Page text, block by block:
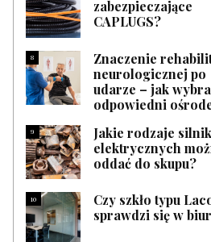
zabezpieczające
CAPLUGS?
8
Znaczenie
neurologicznej po
udarze – jak
odpowiedni
9
Jakie rodzaje
elektrycznych
oddać do skupu?
10
Czy szkło typu
sprawdzi się w